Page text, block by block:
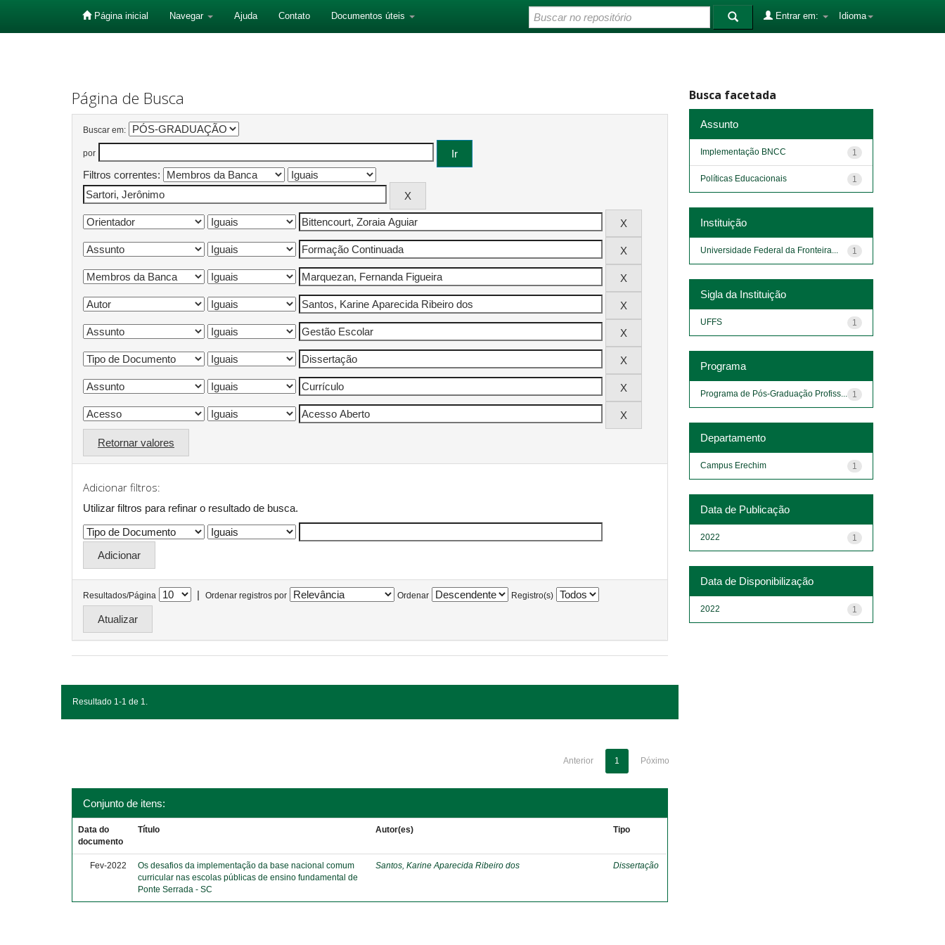
Página inicial Navegar Ajuda Contato Documentos úteis Idioma
Entrar em:
Página de Busca
Buscar em:
por
Filtros correntes:
Retornar valores
Adicionar filtros:
Utilizar filtros para refinar o resultado de busca.
Resultados/Página | Ordenar registros por Ordenar Registro(s)
Resultado 1-1 de 1.
Anterior 1 Póximo
Conjunto de itens:
Data do
documento
Título Autor(es) Tipo
Fev-2022
Os desafios da implementação da base nacional comum
curricular nas escolas públicas de ensino fundamental de
Ponte Serrada - SC
Santos, Karine Aparecida Ribeiro dos Dissertação
Busca facetada
Assunto
1
Implementação BNCC
1
Políticas Educacionais
Instituição
1
Universidade Federal da Fronteira...
Sigla da Instituição
1
UFFS
Programa
1
Programa de Pós-Graduação Profiss...
Departamento
1
Campus Erechim
Data de Publicação
1
2022
Data de Disponibilização
1
2022